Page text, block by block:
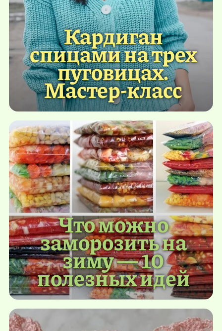
Кардиган
спицами на трех
пуговицах.
Мастер-класс
Что можно
заморозить на
зиму — 10
полезных идей